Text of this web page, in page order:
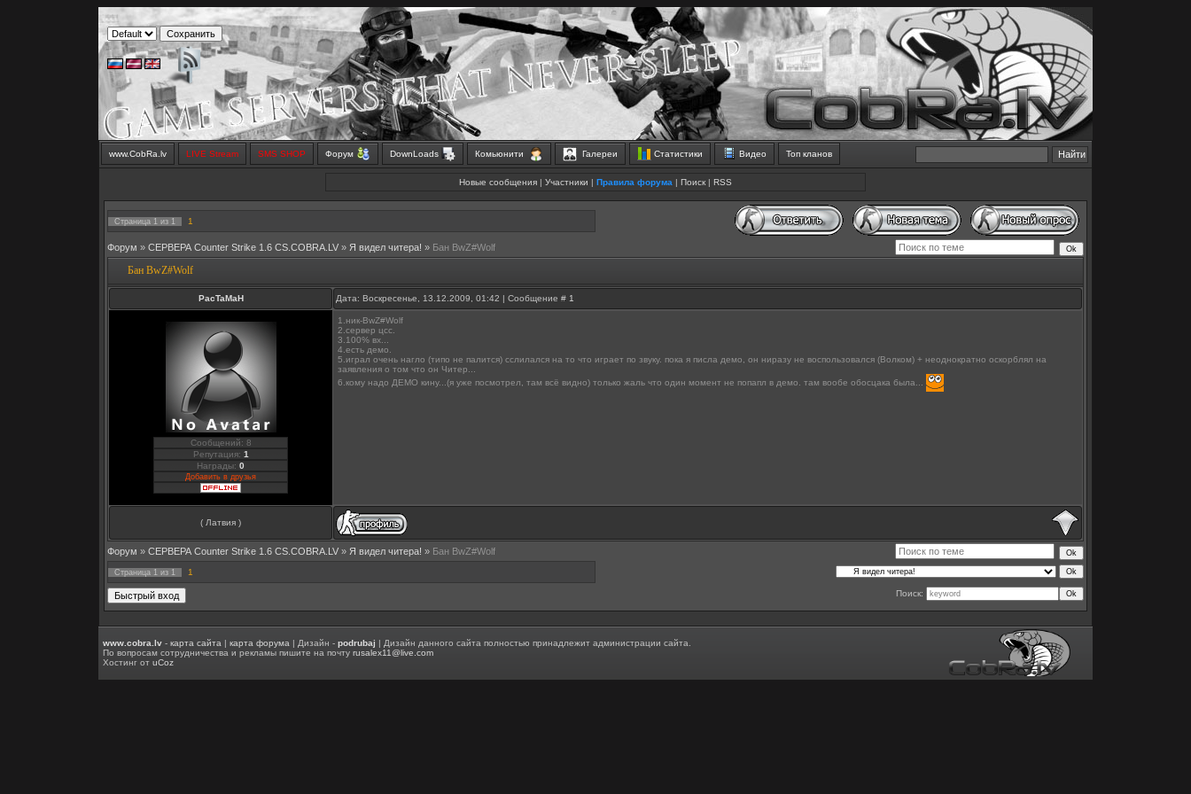
www.CobRa.lv LIVE Stream SMS SHOP Форум DownLoads Комьюнити Галереи Статистики Видео Топ кланов
Новые сообщения | Участники | Правила форума | Поиск | RSS
Страница 1 из 1 1
Форум » СЕРВЕРА Counter Strike 1.6 CS.COBRA.LV » Я видел читера! » Бан BwZ#Wolf
Бан BwZ#Wolf
PacTaMaH Дата: Воскресенье, 13.12.2009, 01:42 | Сообщение # 1
Сообщений: 8
Репутация: 1
Награды: 0
Добавить в друзья
1.ник-BwZ#Wolf
2.сервер цсс.
3.100% вх...
4.есть демо.
5.играл очень нагло (типо не палится) сслилался на то что играет по звуку. пока я писла демо, он ниразу не воспользовался (Волком) + неоднократно оскорблял на
заявления о том что он Читер...
6.кому надо ДЕМО кину...(я уже посмотрел, там всё видно) только жаль что один момент не попапл в демо. там вообе обосцака была...
( Латвия )
Форум » СЕРВЕРА Counter Strike 1.6 CS.COBRA.LV » Я видел читера! » Бан BwZ#Wolf
Страница 1 из 1 1
Поиск:
www.cobra.lv - карта сайта | карта форума | Дизайн - podrubaj | Дизайн данного сайта полностью принадлежит администрации сайта.
По вопросам сотрудничества и рекламы пишите на почту rusalex11@live.com
Хостинг от uCoz